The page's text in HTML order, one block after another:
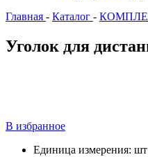
Главная - Каталог -
Уголок для
В избранное
Единица измерения: шт